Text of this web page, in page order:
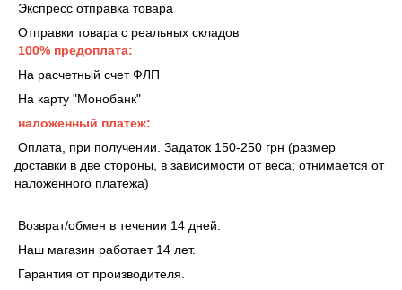
Экспресс отправка товара
Отправки товара с реальных складов
100% предоплата:
На расчетный счет ФЛП
На карту "Монобанк"
наложенный платеж:
Оплата, при получении. Задаток 150-250 грн (размер
доставки в две стороны, в зависимости от веса; отнимается от
наложенного платежа)
Возврат/обмен в течении 14 дней.
Наш магазин работает 14 лет.
Гарантия от производителя.